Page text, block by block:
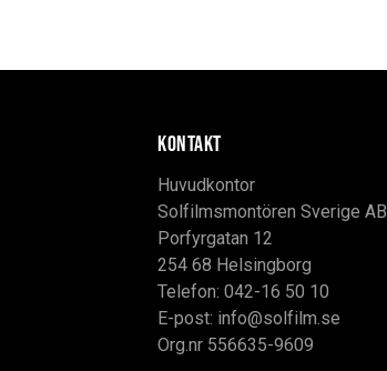
KONTAKT
Huvudkontor
Solfilmsmontören Sverige AB
Porfyrgatan 12
254 68 Helsingborg
Telefon: 042-16 50 10
E-post: info@solfilm.se
Org.nr 556635-9609